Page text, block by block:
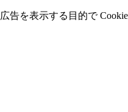
告を表⽰する⽬的で